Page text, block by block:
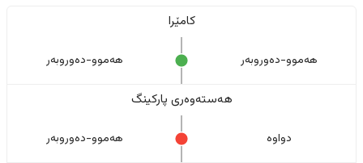
کامێرا
هەموو-دەوروبەر هەموو-دەوروبەر
هەستەوەری پارکینگ
دواوە هەموو-دەوروبەر